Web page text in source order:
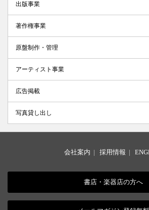
出版事業
著作権事業
原盤制作・管理
アーティスト事業
広告掲載
写真貸し出し
会社案内 | 採用情報 |
書店・楽器店の方へ